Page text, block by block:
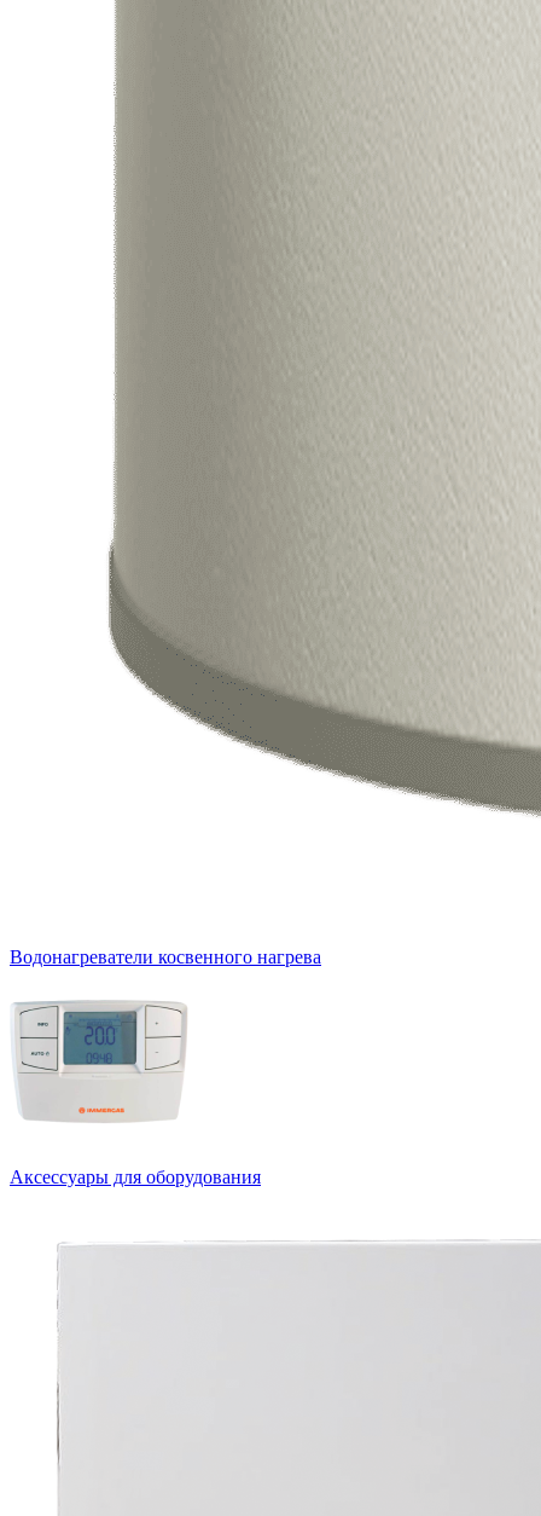
Водонагреватели косвенного нагрева
Аксессуары для оборудования